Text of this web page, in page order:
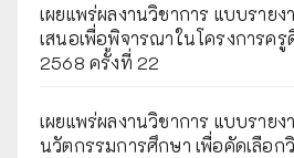
เผยแพร่ผลงานวิชาการ แบบราย
เสนอเพื่อพิจารณาในโครงการครู
2568 ครั้งที่ 22
เผยแพร่ผลงานวิชาการ แบบราย
นวัตกรรมการศึกษา เพื่อคัดเลือก